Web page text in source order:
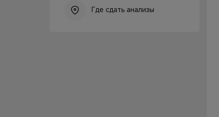
Где сдать анализы